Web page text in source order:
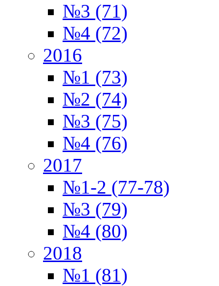
№3 (71)
№4 (72)
2016
№1 (73)
№2 (74)
№3 (75)
№4 (76)
2017
№1-2 (77-78)
№3 (79)
№4 (80)
2018
№1 (81)